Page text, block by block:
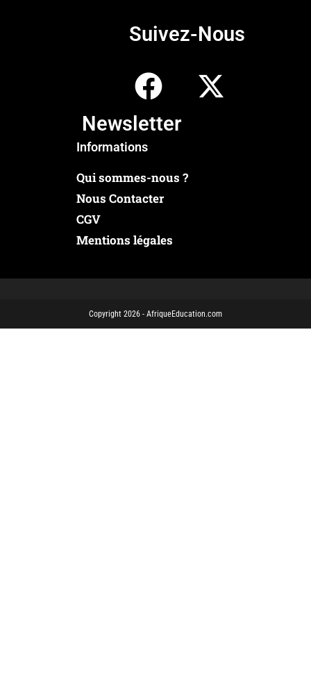
Suivez-Nous
Newsletter
Informations
Qui sommes-nous ?
Nous Contacter
CGV
Mentions légales
Copyright 2026 - AfriqueEducation.com